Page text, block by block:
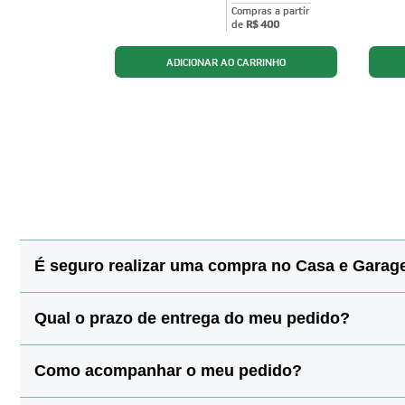
Compras a partir
de R$ 400
É seguro realizar uma compra no Casa e
Sim! Para manter todos os seus dados protegidos, a Casa
Sendo assim, você pode ficar tranquilo para realizar suas
Qual o prazo de entrega do meu pedido?
O prazo de entrega pode variar de acordo com a região e
Como acompanhar o meu pedido?